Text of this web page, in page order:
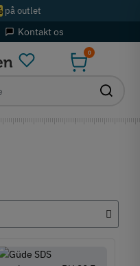
på outlet
Kontakt os
0